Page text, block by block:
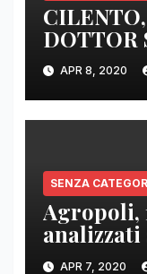
DOTTOR
DI BASE
E SENZA
APR 8, 2020
SENZA
Agropoli,
analizzati
APR 7, 2020